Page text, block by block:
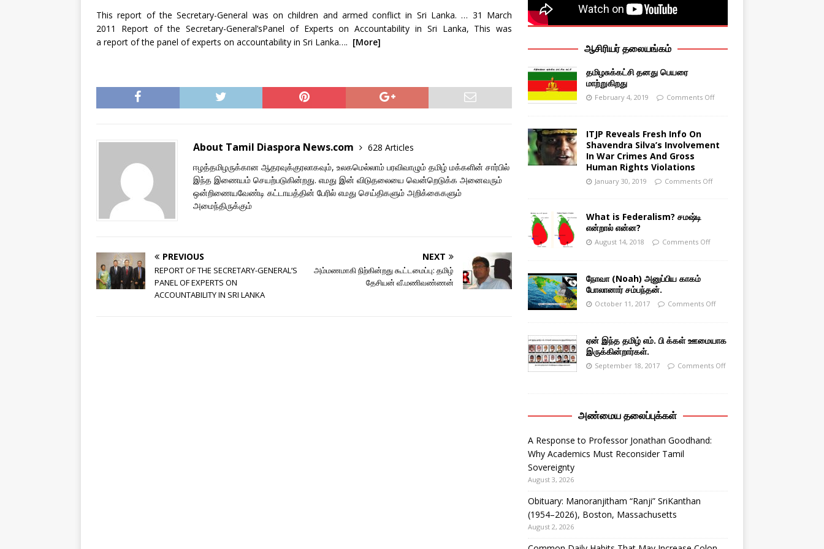
This report of the Secretary-General was on children and armed conflict in Sri Lanka. … 31 March
2011 Report of the Secretary-General’sPanel of Experts on Accountability in Sri Lanka, This was
a report of the panel of experts on accountability in Sri Lanka…. [More]
About Tamil Diaspora News.com
628 Articles
ஈழத்தமிழருக்கான ஆதரவுக்குரலாகவும், உலகமெல்லாம் பரவிவாழும் தமிழ் மக்களின் சார்பில்
இந்த இணையம் செயற்படுகின்றது. எமது இன் விடுதலையை வென்றெடுக்க அனைவரும்
ஒன்றிணையவேண்டி கட்டாயத்தின் பேரில் எமது செய்திகளும் அறிக்கைகளும்
அமைந்திருக்கும்
PREVIOUS
REPORT OF THE SECRETARY-GENERAL’S
PANEL OF EXPERTS ON
ACCOUNTABILITY IN SRI LANKA
NEXT
அம்மணமாகி நிற்கின்றது கூட்டமைப்பு: தமிழ்
தேசியன் வீ.மணிவண்ணன்
ஆசிரியர் தலையங்கம்
தமிழசுக்கட்சி தனது பெயரை
மாற்றுகிறது
February 4, 2019 Comments Off
ITJP Reveals Fresh Info On
Shavendra Silva’s Involvement
In War Crimes And Gross
Human Rights Violations
January 30, 2019 Comments Off
What is Federalism? சமஷ்டி
என்றால் என்ன?
August 14, 2018 Comments Off
நோவா (Noah) அனுப்பிய காகம்
போலானார் சம்பந்தன்.
October 11, 2017 Comments Off
ஏன் இந்த தமிழ் எம். பி க்கள் ஊமையாக
இருக்கின்றார்கள்.
September 18, 2017 Comments Off
அண்மைய தலைப்புக்கள்
A Response to Professor Jonathan Goodhand:
Why Academics Must Reconsider Tamil
Sovereignty
August 3, 2026
Obituary: Manoranjitham “Ranji” SriKanthan
(1954–2026), Boston, Massachusetts
August 2, 2026